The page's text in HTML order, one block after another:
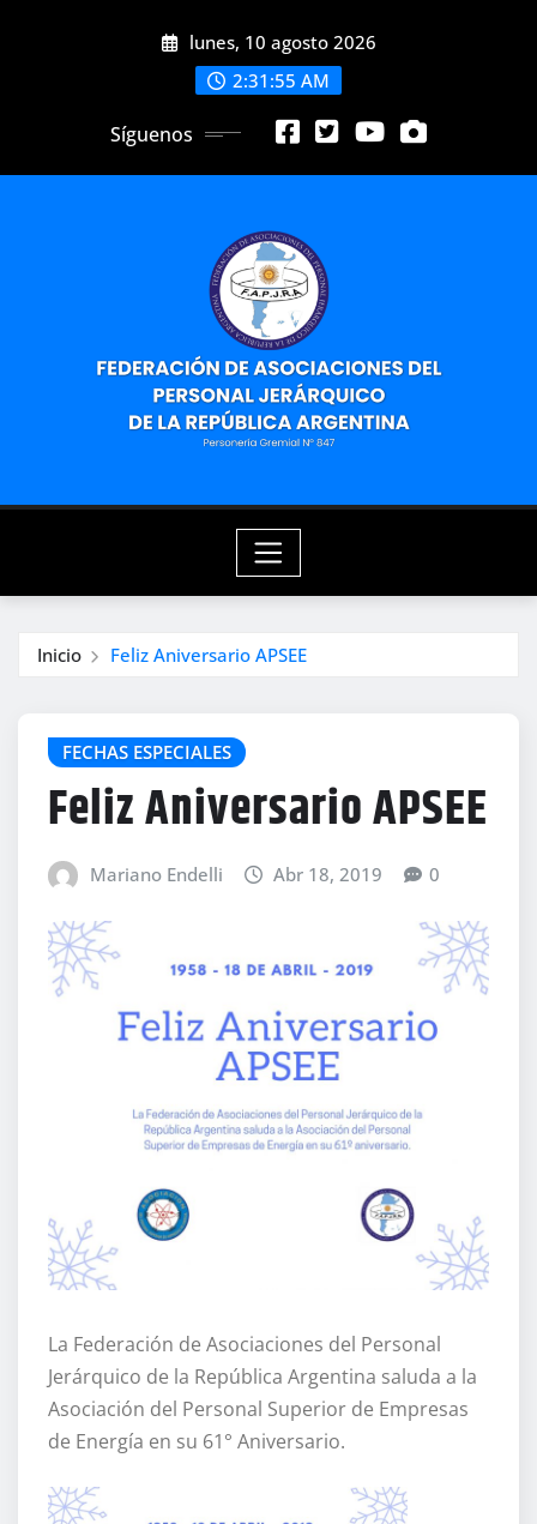
lunes, 10 agosto 2026
2:31:57 AM
Síguenos
Inicio Feliz Aniversario APSEE
FECHAS ESPECIALES
Feliz Aniversario APSEE
Mariano Endelli Abr 18, 2019 0
La Federación de Asociaciones del Personal
Jerárquico de la República Argentina saluda a la
Asociación del Personal Superior de Empresas
de Energía en su 61° Aniversario.